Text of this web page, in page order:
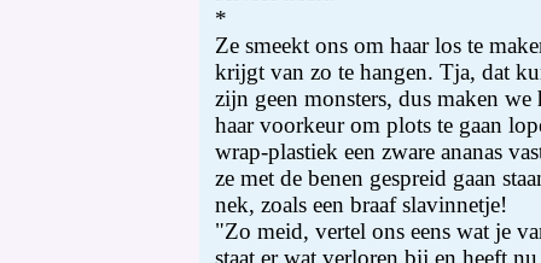
*
Ze smeekt ons om haar los te
krijgt van zo te hangen. Tja, dat
zijn geen monsters, dus maken
haar voorkeur om plots te gaan
wrap-plastiek een zware ananas
ze met de benen gespreid gaan
nek, zoals een braaf slavinnetje!
"Zo meid, vertel ons eens wat je
staat er wat verloren bij en heeft